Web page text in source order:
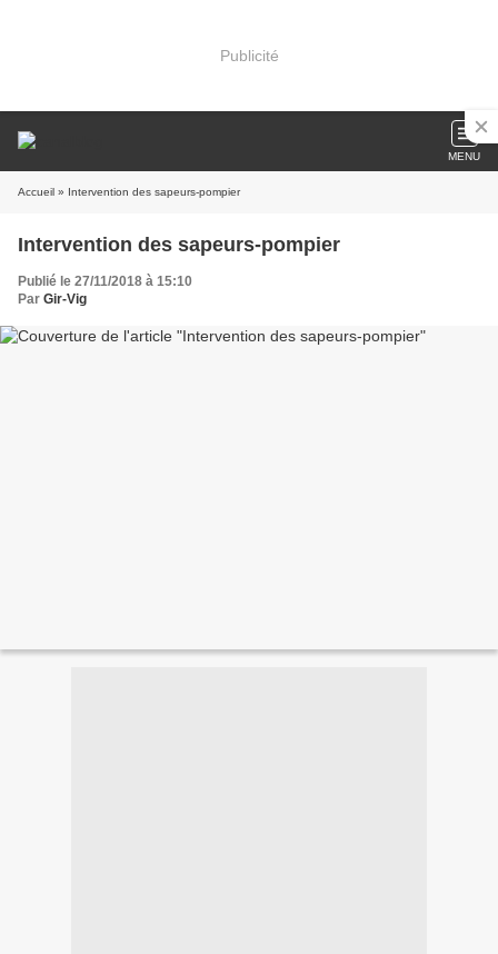
Publicité
MENU
Accueil » Intervention des sapeurs-pompier
Intervention des sapeurs-pompier
Publié le 27/11/2018 à 15:10
Par Gir-Vig